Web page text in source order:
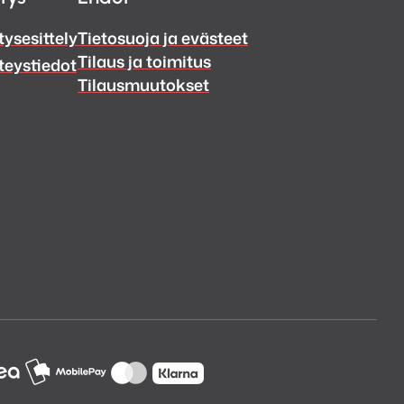
Tietosuoja ja evästeet
Tilaus ja toimitus
Tilausmuutokset